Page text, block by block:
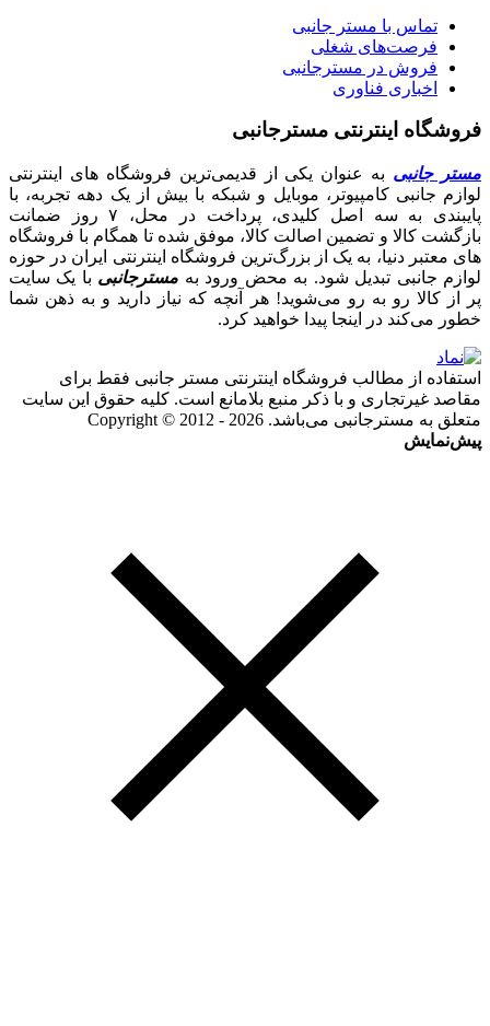
تماس با مستر جانبی
فرصت‌های شغلی
فروش در مسترجانبی
اخباری فناوری
فروشگاه اینترنتی مسترجانبی
مستر جانبی به عنوان یکی از قدیمی‌ترین فروشگاه های اینترنتی
لوازم جانبی کامپیوتر، موبایل و شبکه با بیش از یک دهه تجربه، با
پایبندی به سه اصل کلیدی، پرداخت در محل، ۷ روز ضمانت
بازگشت کالا و تضمین اصالت کالا، موفق شده تا همگام با فروشگاه‌
های معتبر دنیا، به یک از بزرگ‌ترین فروشگاه اینترنتی ایران در حوزه
لوازم جانبی تبدیل شود. به محض ورود به مسترجانبی با یک سایت
پر از کالا رو به رو می‌شوید! هر آنچه که نیاز دارید و به ذهن شما
خطور می‌کند در اینجا پیدا خواهید کرد.
استفاده از مطالب فروشگاه اینترنتی مستر جانبی فقط برای
مقاصد غیرتجاری و با ذکر منبع بلامانع است. کلیه حقوق این سایت
متعلق به مسترجانبی می‌باشد. Copyright © 2012 - 2026
پیش‌نمایش